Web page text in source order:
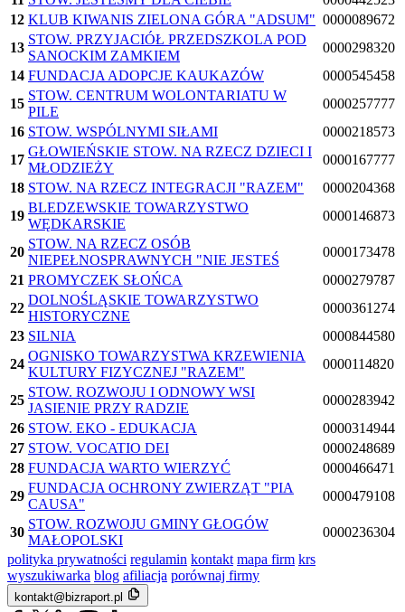
12 KLUB KIWANIS ZIELONA GÓRA "ADSUM" 0000089672
13
STOW. PRZYJACIÓŁ PRZEDSZKOLA POD
SANOCKIM ZAMKIEM
0000298320
14 FUNDACJA ADOPCJE KAUKAZÓW
0000545458
15
STOW. CENTRUM WOLONTARIATU W
PILE
0000257777
16 STOW. WSPÓLNYMI SIŁAMI
0000218573
17
GŁOWIEŃSKIE STOW. NA RZECZ DZIECI I
MŁODZIEŻY
0000167777
18 STOW. NA RZECZ INTEGRACJI "RAZEM"
0000204368
19
BLEDZEWSKIE TOWARZYSTWO
WĘDKARSKIE
0000146873
20
STOW. NA RZECZ OSÓB
NIEPEŁNOSPRAWNYCH "NIE JESTEŚ
0000173478
21 PROMYCZEK SŁOŃCA
0000279787
22
DOLNOŚLĄSKIE TOWARZYSTWO
HISTORYCZNE
0000361274
23 SILNIA
0000844580
24
OGNISKO TOWARZYSTWA KRZEWIENIA
KULTURY FIZYCZNEJ "RAZEM"
0000114820
25
STOW. ROZWOJU I ODNOWY WSI
JASIENIE PRZY RADZIE
0000283942
26 STOW. EKO - EDUKACJA
0000314944
27 STOW. VOCATIO DEI
0000248689
28 FUNDACJA WARTO WIERZYĆ
0000466471
29
FUNDACJA OCHRONY ZWIERZĄT "PIA
CAUSA"
0000479108
30
STOW. ROZWOJU GMINY GŁOGÓW
MAŁOPOLSKI
0000236304
polityka prywatności regulamin kontakt mapa firm krs
wyszukiwarka blog afiliacja porównaj firmy
kontakt@bizraport.pl